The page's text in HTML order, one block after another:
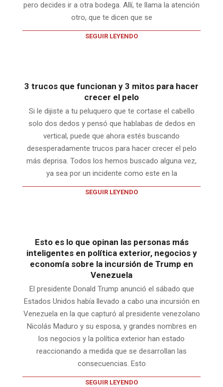
pero decides ir a otra bodega. Allí, te llama la atención
otro, que te dicen que se
SEGUIR LEYENDO
3 trucos que funcionan y 3 mitos para hacer
crecer el pelo
Si le dijiste a tu peluquero que te cortase el cabello
solo dos dedos y pensó que hablabas de dedos en
vertical, puede que ahora estés buscando
desesperadamente trucos para hacer crecer el pelo
más deprisa. Todos los hemos buscado alguna vez,
ya sea por un incidente como este en la
SEGUIR LEYENDO
Esto es lo que opinan las personas más
inteligentes en política exterior, negocios y
economía sobre la incursión de Trump en
Venezuela
El presidente Donald Trump anunció el sábado que
Estados Unidos había llevado a cabo una incursión en
Venezuela en la que capturó al presidente venezolano
Nicolás Maduro y su esposa, y grandes nombres en
los negocios y la política exterior han estado
reaccionando a medida que se desarrollan las
consecuencias. Esto
SEGUIR LEYENDO